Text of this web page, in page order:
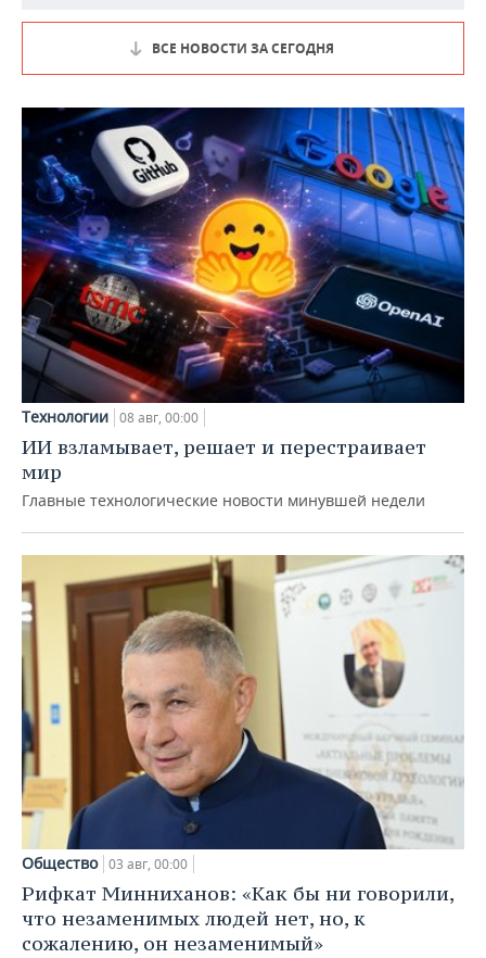
ВСЕ НОВОСТИ ЗА СЕГОДНЯ
Технологии 08 авг, 00:00
ИИ взламывает, решает и перестраивает
мир
Главные технологические новости минувшей недели
Общество 03 авг, 00:00
Рифкат Минниханов: «Как бы ни говорили,
что незаменимых людей нет, но, к
сожалению, он незаменимый»